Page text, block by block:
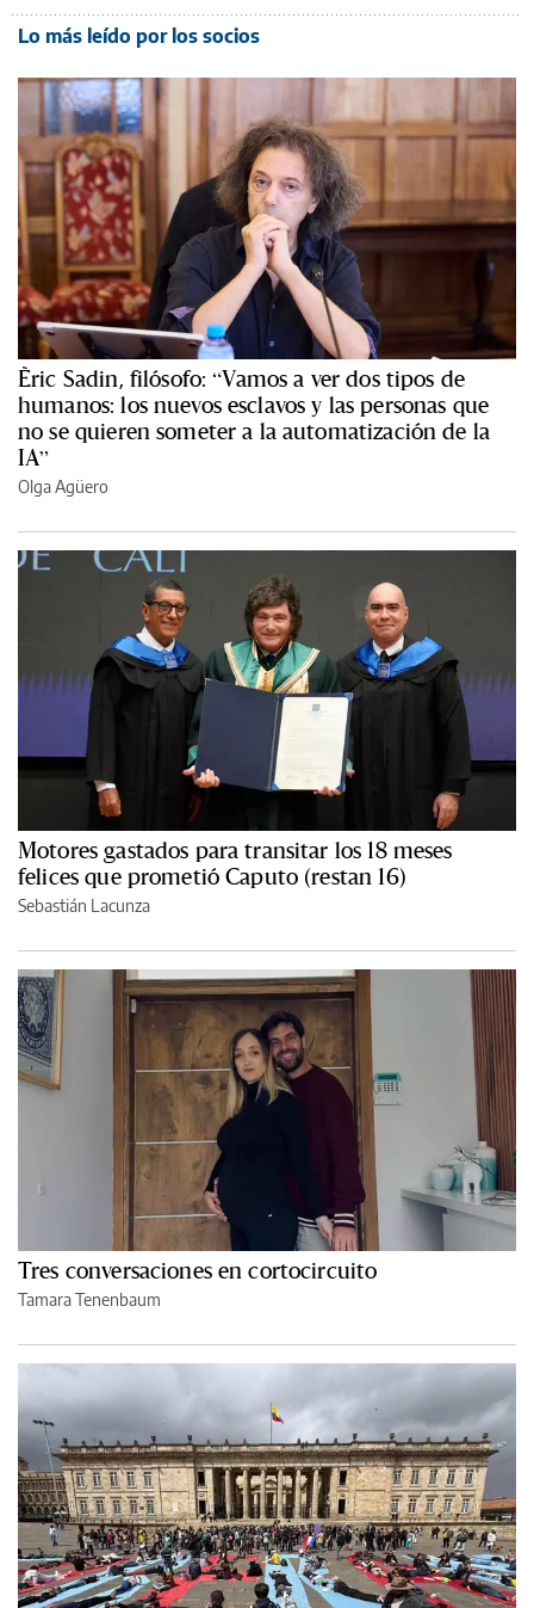
Lo más leído por los socios
Èric Sadin, filósofo: “Vamos a ver dos tipos de
humanos: los nuevos esclavos y las personas que
no se quieren someter a la automatización de la
IA”
Olga Agüero
Motores gastados para transitar los 18 meses
felices que prometió Caputo (restan 16)
Sebastián Lacunza
Tres conversaciones en cortocircuito
Tamara Tenenbaum